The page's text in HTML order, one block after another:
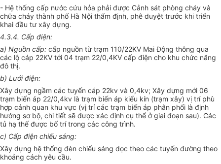
- Hệ thống cấp nước cứu hỏa phải được Cảnh sát phòng cháy và
chữa cháy thành phố Hà Nội thẩm định, phê duyệt trước khi triển
khai đầu tư xây dựng.
4.3.4. Cấp điện:
a) Nguồn cấp: cấp nguồn từ trạm 110/22KV Mai Động thông qua
các lộ cáp 22KV tới 04 trạm 22/0,4KV cấp điện cho khu chức năng
đô thị.
b) Lưới điện:
Xây dựng ngầm các tuyến cáp 22kv và 0,4kv; Xây dựng mới 06
trạm biến áp 22/0,4kv là trạm biến áp kiểu kín (trạm xây) vị trí phù
hợp cảnh quan khu vực (vị trí các trạm biến áp phân phối là định
hướng sơ bộ, chi tiết sẽ được xác định cụ thể ở giai đoạn sau). Các
tủ hạ thế được bố trí trong các công trình.
c) Cấp điện chiếu sáng:
Xây dựng hệ thống đèn chiếu sáng dọc theo các tuyến đường theo
khoảng cách yêu cầu.